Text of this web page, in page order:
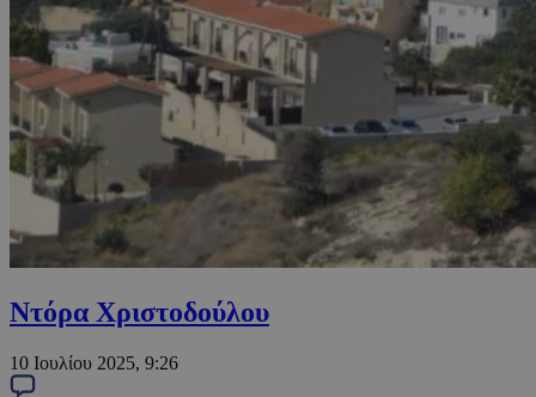
Ντόρα Χριστοδούλου
10 Ιουλίου 2025, 9:26